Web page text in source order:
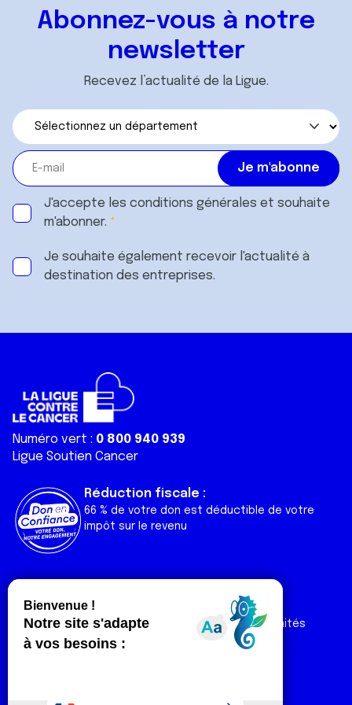
services.
Abonnez-vous à notre
newsletter
Recevez l’actualité de la Ligue.
J'accepte les conditions générales et souhaite
m'abonner.
Je souhaite également recevoir l'actualité à
destination des entreprises.
Numéro vert : 0 800 940 939
Ligue Soutien Cancer
Réduction fiscale :
66 % de votre don est déductible de votre
impôt sur le revenu
Liens utiles
Nos actualités
Nos publications
Contact
Espace Ligue & comités
Espace chercheur